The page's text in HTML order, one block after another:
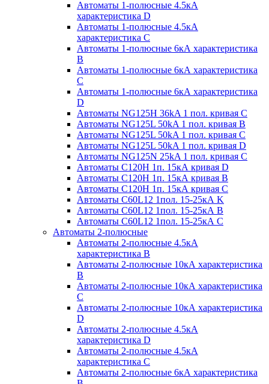
Автоматы 1-полюсные 4.5кА
характеристика D
Автоматы 1-полюсные 4.5кА
характеристика С
Автоматы 1-полюсные 6кА характеристика
B
Автоматы 1-полюсные 6кА характеристика
C
Автоматы 1-полюсные 6кА характеристика
D
Автоматы NG125H 36kA 1 пол. кривая C
Автоматы NG125L 50kA 1 пол. кривая B
Автоматы NG125L 50kA 1 пол. кривая C
Автоматы NG125L 50kA 1 пол. кривая D
Автоматы NG125N 25kA 1 пол. кривая C
Автоматы С120H 1п. 15кА кривая D
Автоматы С120H 1п. 15кА кривая В
Автоматы С120H 1п. 15кА кривая С
Автоматы С60L12 1пол. 15-25кА K
Автоматы С60L12 1пол. 15-25кА В
Автоматы С60L12 1пол. 15-25кА С
Автоматы 2-полюсные
Автоматы 2-полюсные 4.5кА
характеристика В
Автоматы 2-полюсные 10кА характеристика
B
Автоматы 2-полюсные 10кА характеристика
C
Автоматы 2-полюсные 10кА характеристика
D
Автоматы 2-полюсные 4.5кА
характеристика D
Автоматы 2-полюсные 4.5кА
характеристика С
Автоматы 2-полюсные 6кА характеристика